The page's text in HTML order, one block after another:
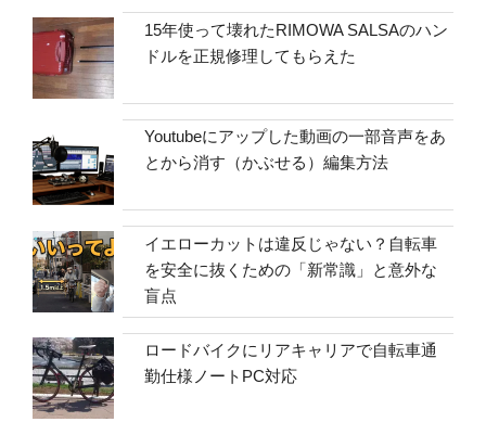
15年使って壊れたRIMOWA SALSAのハン
ドルを正規修理してもらえた
Youtubeにアップした動画の一部音声をあ
とから消す（かぶせる）編集方法
イエローカットは違反じゃない？自転車
を安全に抜くための「新常識」と意外な
盲点
ロードバイクにリアキャリアで自転車通
勤仕様ノートPC対応